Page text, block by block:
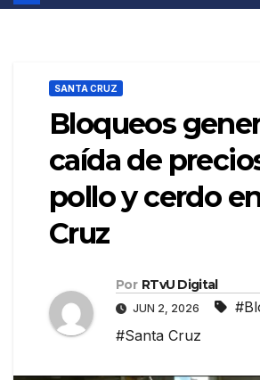
SANTA CRUZ
Bloqueos
caída de
pollo y cerdo
Cruz
Por RTvU Digital
JUN 2, 2026
#Santa Cruz